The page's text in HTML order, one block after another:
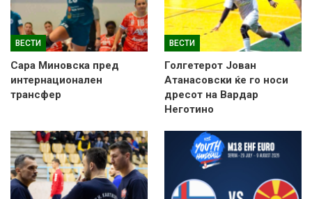
ВЕСТИ
Сара Миновска пред
интернационален
трансфер
ВЕСТИ
Голгетерот Јован
Атанасовски ќе го носи
дресот на Вардар
Неготино